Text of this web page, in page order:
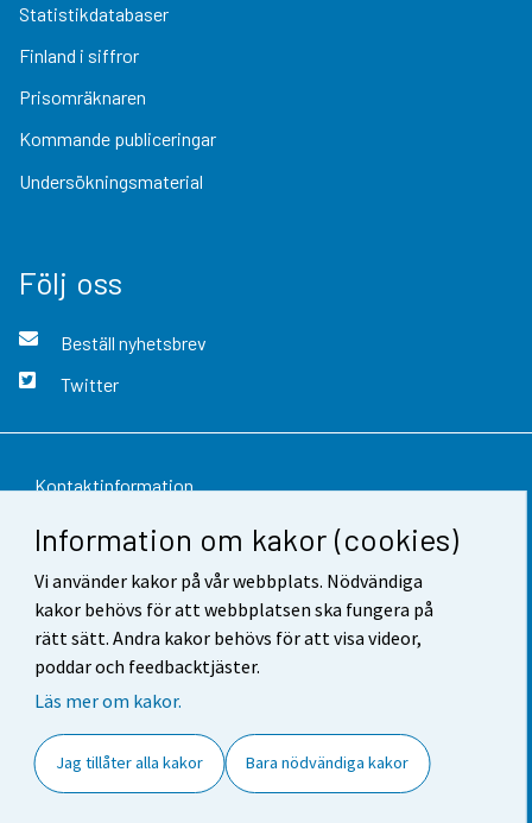
Information om kakor (cookies)
Vi använder kakor på vår webbplats. Nödvändiga
kakor behövs för att webbplatsen ska fungera på
rätt sätt. Andra kakor behövs för att visa videor,
poddar och feedbacktjäster.
Läs mer om kakor.
Jag tillåter alla kakor Bara nödvändiga kakor
Statistikdatabaser
Finland i siffror
Prisomräknaren
Kommande publiceringar
Undersökningsmaterial
Följ oss
Beställ nyhetsbrev
Twitter
Kontaktinformation
Respons
Användarvillkor
Dataskydd
Tillgänglighet
Cookie-inställningar